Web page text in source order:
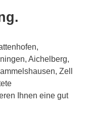
Aichelberg,
Zell
Ihnen eine gut